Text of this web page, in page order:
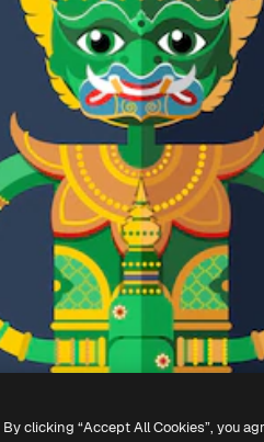
By clicking “Accept All Cookies”, you